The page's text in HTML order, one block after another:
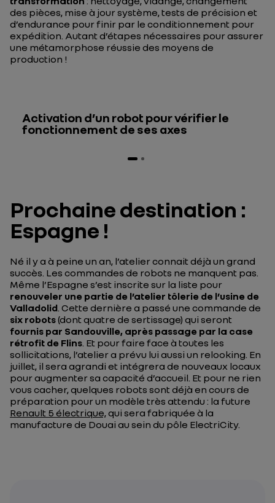
des pièces, mise à jour système, tests de précision et
d’endurance pour finir par le conditionnement pour
expédition. Autant d’étapes nécessaires pour assurer
une métamorphose réussie des moyens de
production !
Activation d’un robot pour vérifier le
fonctionnement de ses axes
Prochaine destination :
Espagne !
Né il y a à peine un an, l’atelier connait déjà un grand
succès. Les commandes de robots ne manquent pas.
Même l’Espagne s’est inscrite sur la liste pour
renouveler une partie de l’atelier tôlerie de l’usine de
Valladolid. Cette dernière a passé une commande de
six robots(dont quatre de sertissage) qui seront
fournis par Sandouville, après passage par la case
rétrofit de Flins. Et pour faire face à toutes les
sollicitations, l’atelier a prévu lui aussi un relooking. En
juillet, il sera agrandi et intégrera de nouveaux locaux
pour augmenter sa capacité d’accueil. Et pour ne rien
vous cacher, quelques robots sont déjà en cours de
préparation pour un modèle très attendu : la future
Renault 5 électrique,qui sera fabriquée à la
manufacture de Douai au sein du pôle ElectriCity.